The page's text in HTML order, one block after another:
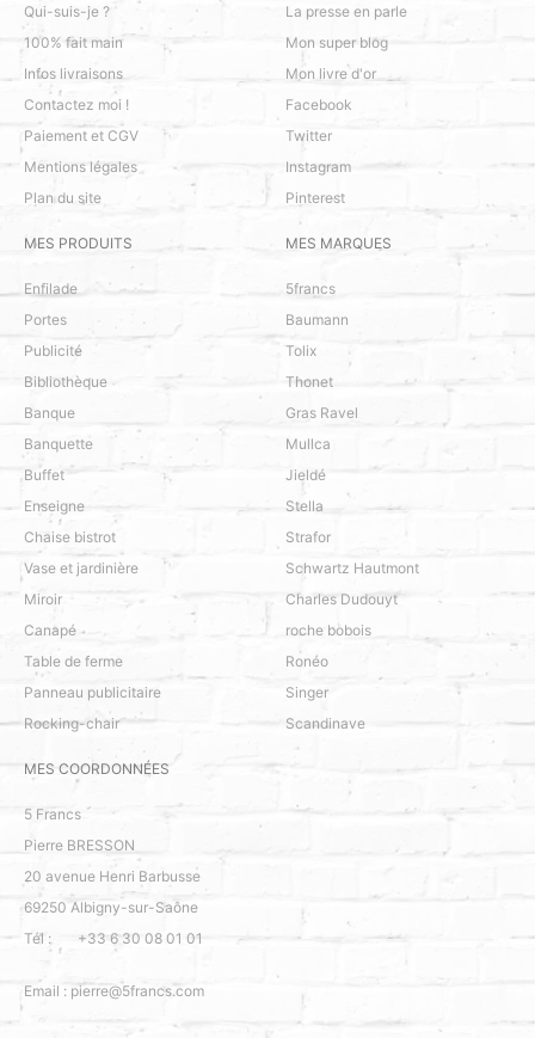
Qui-suis-je ?
100% fait main
Infos livraisons
Contactez moi !
Paiement et CGV
Mentions légales
Plan du site
La presse en parle
Mon super blog
Mon livre d'or
Facebook
Twitter
Instagram
Pinterest
MES PRODUITS
Enfilade
Portes
Publicité
Bibliothèque
Banque
Banquette
Buffet
Enseigne
Chaise bistrot
Vase et jardinière
Miroir
Canapé
Table de ferme
Panneau publicitaire
Rocking-chair
MES MARQUES
5francs
Baumann
Tolix
Thonet
Gras Ravel
Mullca
Jieldé
Stella
Strafor
Schwartz Hautmont
Charles Dudouyt
roche bobois
Ronéo
Singer
Scandinave
MES COORDONNÉES
5 Francs
Pierre BRESSON
20 avenue Henri Barbusse
69250 Albigny-sur-Saône
Tél :
+33 6 30 08 01 01
Email : pierre@5francs.com